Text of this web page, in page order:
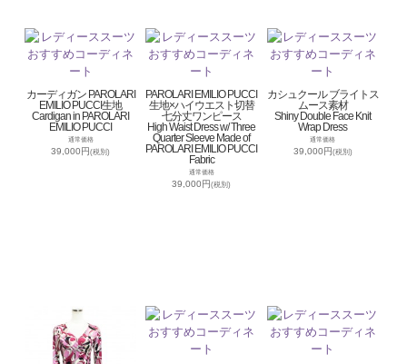
カーディガン PAROLARI
EMILIO PUCCI生地
Cardigan in PAROLARI
EMILIO PUCCI
通常価格
39,000円(税別)
PAROLARI EMILIO PUCCI
生地×ハイウエスト切替
七分丈ワンピース
High Waist Dress w/ Three
Quarter Sleeve Made of
PAROLARI EMILIO PUCCI
Fabric
通常価格
39,000円(税別)
カシュクール ブライトス
ムース素材
Shiny Double Face Knit
Wrap Dress
通常価格
39,000円(税別)